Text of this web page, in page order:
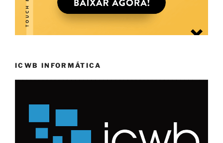
ICWB INFORMÁTICA